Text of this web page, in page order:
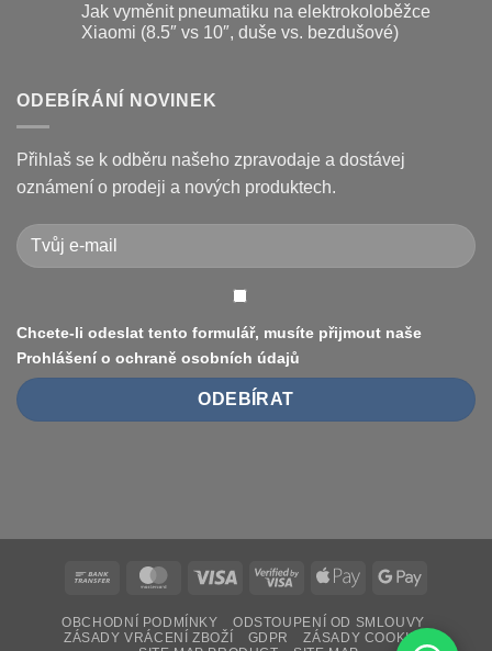
na
koloběžce
poruchy
koloběžek
Kugoo
opravit
textu
s
displeje
Xiaomi
Pro
a
jak
je
Jak vyměnit pneumatiku na elektrokoloběžce
Xiaomi (8.5″ vs 10″, duše vs. bezdušové)
textu
s
vyměnit
pneumatiku
na
elektrokoloběžce
(8.5″
vs
10″,
duše
ODEBÍRÁNÍ NOVINEK
Přihlaš se k odběru našeho zpravodaje a dostávej
oznámení o prodeji a nových produktech.
Chcete-li odeslat tento formulář, musíte přijmout naše
Prohlášení o ochraně osobních údajů
Bank
MasterCardVisa
Visa
Apple
Google
OBCHODNÍ PODMÍNKY
ODSTOUPENÍ OD SMLOUVY
ZÁSADY VRÁCENÍ ZBOŽÍ
GDPR
ZÁSADY COOKIES